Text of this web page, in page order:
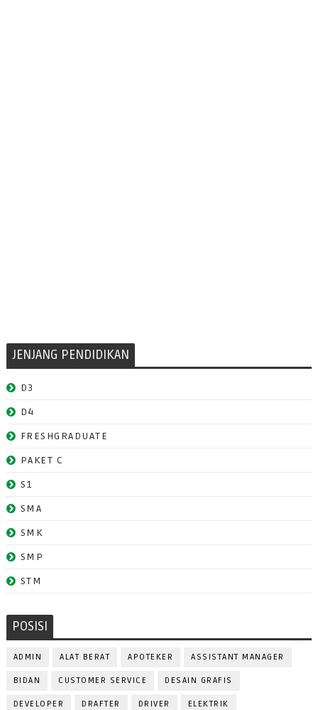
JENJANG PENDIDIKAN
D3
D4
FRESHGRADUATE
PAKET C
S1
SMA
SMK
SMP
STM
POSISI
ADMIN ALAT BERAT APOTEKER ASSISTANT MANAGER
BIDAN CUSTOMER SERVICE DESAIN GRAFIS
DEVELOPER DRAFTER DRIVER ELEKTRIK